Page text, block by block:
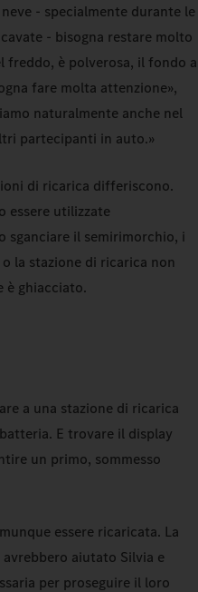
- specialmente durante le
- bisogna restare molto
freddo, è polverosa, il fondo a
fare molta attenzione»,
naturalmente anche nel
partecipanti in auto.»
di ricarica differiscono.
essere utilizzate
sganciare il semirimorchio, i
la stazione di ricarica non
è ghiacciato.
a una stazione di ricarica
E trovare il display
un primo, sommesso
essere ricaricata. La
aiutato Silvia e
per proseguire il loro